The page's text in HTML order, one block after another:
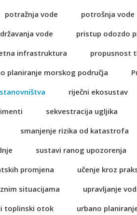
potražnja vode potrošnja vode
vode
pristup odozdo
infrastruktura propusnost
planiranje morskog područja
riječni ekosustav
sekvestracija ugljika
smanjenje rizika od katastrofa
sustavi ranog upozorenja
promjena učenje kroz
situacijama upravljanje
toplinski otok urbano